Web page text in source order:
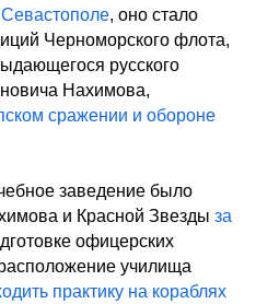
, оно стало
Черноморского флота,
русского
Нахимова,
сражении и обороне
заведение было
и Красной Звезды за
офицерских
училища
практику на кораблях